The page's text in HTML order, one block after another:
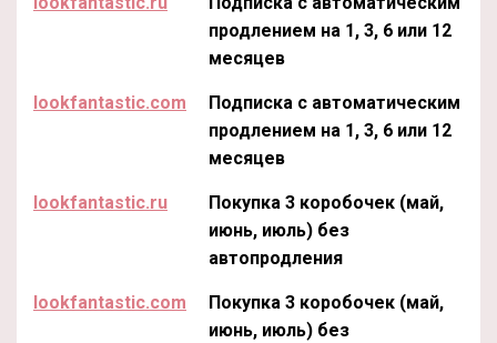
продлением на 1, 3, 6 или 12
месяцев
lookfantastic.com
Подписка с автоматическим
продлением на 1, 3, 6 или 12
месяцев
lookfantastic.ru
Покупка 3 коробочек (май,
июнь, июль) без
автопродления
lookfantastic.com
Покупка 3 коробочек (май,
июнь, июль) без